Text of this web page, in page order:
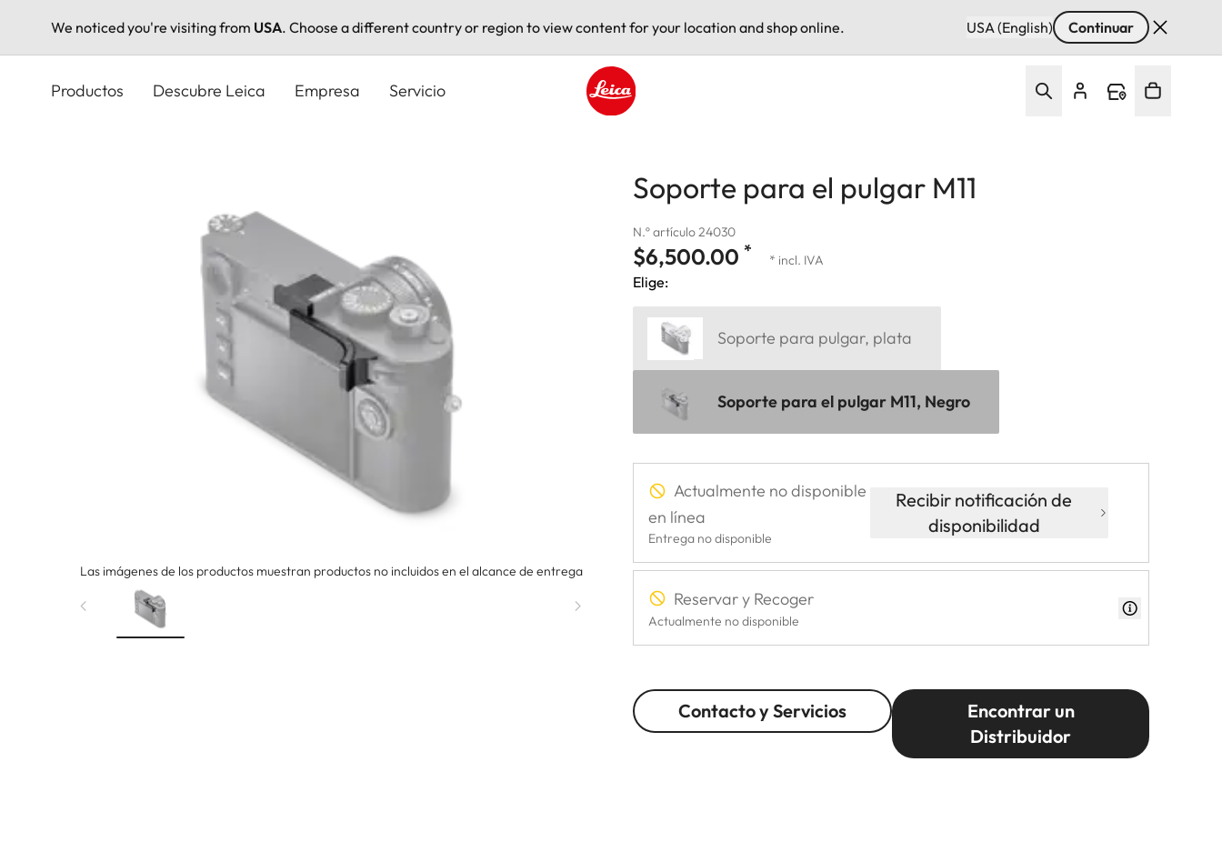
We noticed you're visiting from USA. Choose a different country or region to view content for your location and shop online. USA (English) Continuar
Productos Descubre Leica Empresa Servicio
Las imágenes de los productos muestran productos no incluidos en el alcance de entrega
Soporte para el pulgar M11
N.º artículo 24030
$6,500.00 * * incl. IVA
Elige:
Soporte para pulgar, plata
Soporte para el pulgar M11, Negro
Actualmente no disponible
en línea
Entrega no disponible
Recibir notificación de
disponibilidad
Reservar y Recoger
Actualmente no disponible
Contacto y Servicios
Encontrar un
Distribuidor